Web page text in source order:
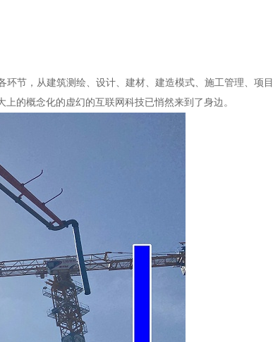
节，从建筑测绘、设计、建材、建造模式、施工管理、项目
的概念化的虚幻的互联网科技已悄然来到了身边。